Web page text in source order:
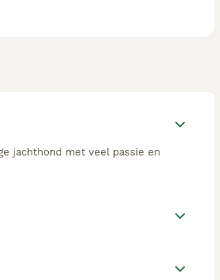
jachthond met veel passie en